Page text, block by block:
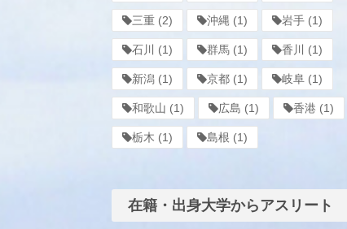
三重 (2) 沖縄 (1) 岩手 (1)
石川 (1) 群馬 (1) 香川 (1)
新潟 (1) 京都 (1) 岐阜 (1)
和歌山 (1) 広島 (1) 香港 (1)
栃木 (1) 島根 (1)
在籍・出身大学からアスリート